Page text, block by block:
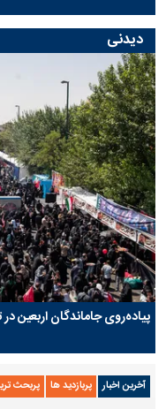
دیدنی
پیاده‌روی جاماندگان اربعین در
آخرین اخبار پربازدید ها پربحث